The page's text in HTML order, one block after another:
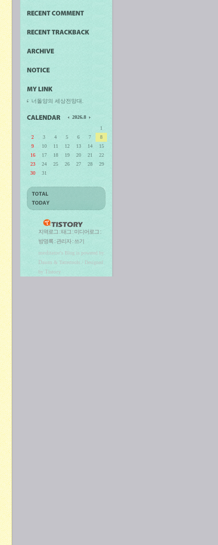
너돌양의 세상전망대.
2026.8
1
2
3 4 5 6 7
8
9
10 11 12 13 14
15
16
17 18 19 20 21
22
23
24 25 26 27 28
29
30
31
지역로그 :태그 : 미디어로그 :
방명록 :관리자: 쓰기
meditator's Blog is powered by
Daum & Tattertools / Designed
by Tistory